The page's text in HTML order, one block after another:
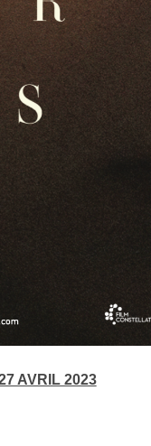
AVRIL 2023